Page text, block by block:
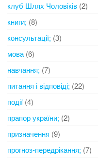
клуб Шлях Чоловіків (2)
книги; (8)
консультації; (3)
мова (6)
навчання; (7)
питання і відповіді; (22)
події (4)
прапор україни; (2)
призначення (9)
прогноз-передрікання; (7)